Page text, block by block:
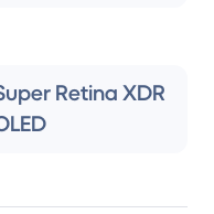
Retina XDR